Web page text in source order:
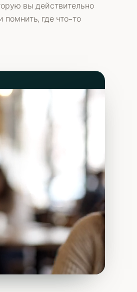
вы действительно
помнить, где что-то